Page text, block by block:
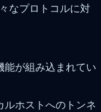
なプロトコルに対
能が組み込まれてい
ルホストへのトンネ